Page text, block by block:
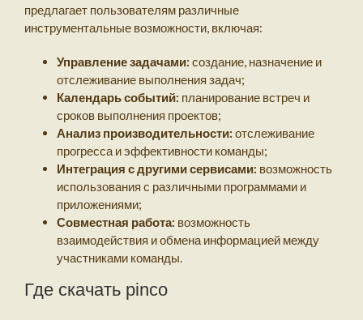
предлагает пользователям различные
инструментальные возможности, включая:
Управление задачами: создание, назначение и
отслеживание выполнения задач;
Календарь событий: планирование встреч и
сроков выполнения проектов;
Анализ производительности: отслеживание
прогресса и эффективности команды;
Интеграция с другими сервисами: возможность
использования с различными программами и
приложениями;
Совместная работа: возможность
взаимодействия и обмена информацией между
участниками команды.
Где скачать pinco